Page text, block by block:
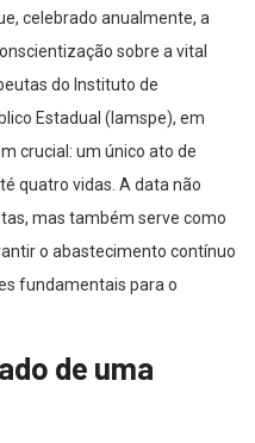
celebrado anualmente, a
sobre a vital
do Instituto de
Estadual (Iamspe), em
crucial: um único ato de
quatro vidas. A data não
mas também serve como
o abastecimento contínuo
fundamentais para o
de uma